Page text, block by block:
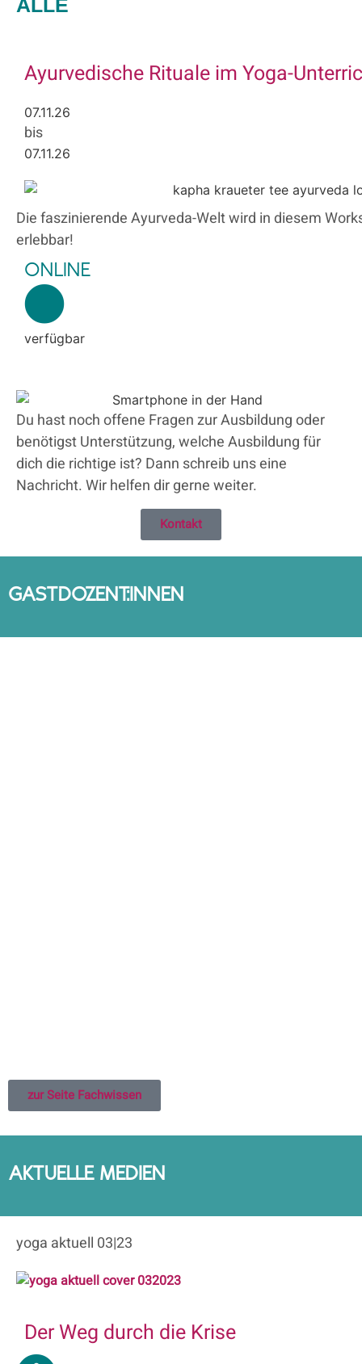
ALLE
Ayurvedische Rituale im Yoga-
07.11.26
bis
07.11.26
Die faszinierende Ayurveda-Welt wird in diesem
erlebbar!
ONLINE
verfügbar
Du hast noch offene Fragen zur Ausbildung oder
benötigst Unterstützung, welche Ausbildung für
dich die richtige ist? Dann schreib uns eine
Nachricht. Wir helfen dir gerne weiter.
Kontakt
GASTDOZENT:INNEN
zur Seite Fachwissen
AKTUELLE MEDIEN
yoga aktuell 03|23
Der Weg durch die Krise